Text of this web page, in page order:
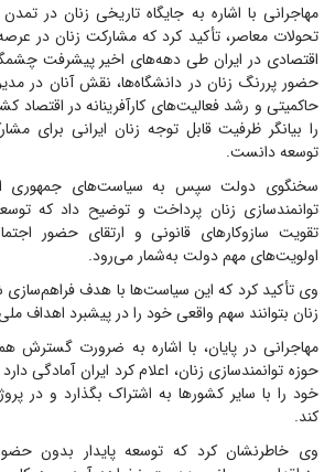
مهاجرانی با اشاره به جایگاه تاریخی زنان در
تحولات معاصر، تأکید کرد که مشارکت زنان در
اقتصادی در ایران طی دهه‌های اخیر پیشرفت
حضور پررنگ زنان در دانشگاه‌ها، نقش آنان در
حاکمیتی و رشد فعالیت‌های کارآفرینانه در اقتصاد
را بیانگر ظرفیت قابل توجه زنان ایرانی برای
توسعه دانست.
سخنگوی دولت سپس به سیاست‌های جمهوری
توانمندسازی زنان پرداخت و توضیح داد که
تقویت سازوکارهای قانونی و ارتقای حضور
اولویت‌های مهم دولت به‌شمار می‌رود.
وی تأکید کرد که این سیاست‌ها با هدف
زنان بتوانند سهم واقعی خود را در پیشبرد اهداف ملی
مهاجرانی در پایان، با اشاره به ضرورت گسترش
حوزه توانمندسازی زنان، اعلام کرد ایران آمادگی
خود را با سایر کشورها به اشتراک بگذارد و در
کند.
وی خاطرنشان کرد که توسعه پایدار بدون